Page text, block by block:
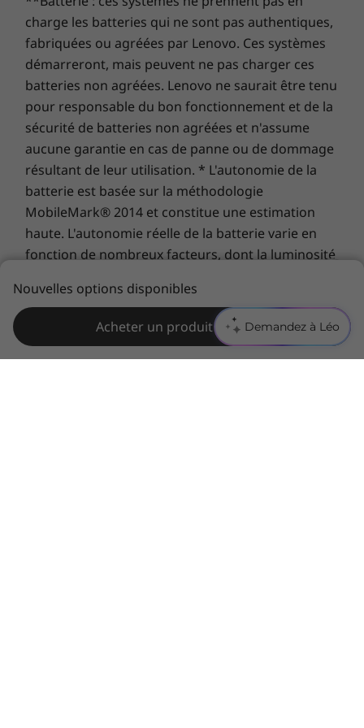
Demandez à Léo
vous voir lors des appels vidéo. L’écran tactile
réactif en option permet des mouvements
intuitifs, comme le déplacement de fichiers en
les faisant glisser avec votre doigt. Les attache-
câbles intégrés et les stations d’accueil pour
téléphone permettent d’éviter le désordre
dans l’espace de travail encombré de votre
famille.
Guide de démarrage rapide
Les caractéristiques et spécifications ci-contre ne reflètent pas forcément
les versions disponibles à la vente dans ce pays !
Acheter
Comparer
Explorer tous Ordinateurs de bureau et tout-en-un
charge les batteries qui ne sont pas authentiques,
fabriquées ou agréées par Lenovo. Ces systèmes
démarreront, mais peuvent ne pas charger ces
batteries non agréées. Lenovo ne saurait être tenu
pour responsable du bon fonctionnement et de la
sécurité de batteries non agréées et n'assume
aucune garantie en cas de panne ou de dommage
résultant de leur utilisation. * L'autonomie de la
batterie est basée sur la méthodologie
MobileMark® 2014 et constitue une estimation
haute. L'autonomie réelle de la batterie varie en
fonction de nombreux facteurs, dont la luminosité
fonctionnalités, les paramètres de gestion de
l'alimentation, l'âge et le conditionnement de la
batterie, et d’autres choix de configuration de
l'utilisateur.
Nouvelles options disponibles
Acheter un produit similaire